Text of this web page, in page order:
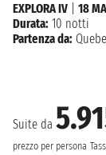
Suite da
prezzo per persona
EXPLORA IV
18
Durata: 10 notti
Partenza da: